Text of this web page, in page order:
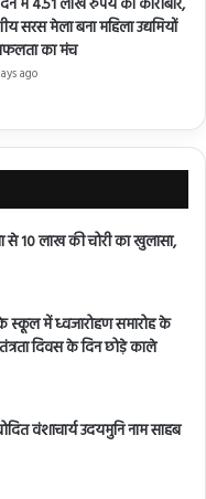
सरस मेला बना महिला उद्यमियों
का मंच
ago
10 लाख की चोरी का खुलासा,
स्कूल में ध्वजारोहण समारोह के
दिवस के दिन छोड़े काले
वंशाचार्य उदयमुनि नाम साहब